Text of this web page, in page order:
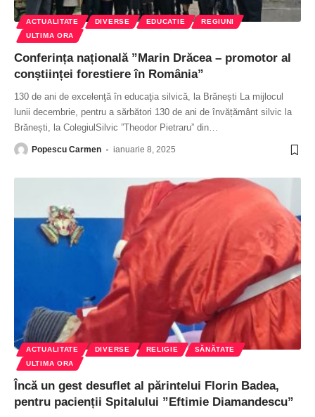
ACTUALITATE DIVERSE EDUCATIE
REGIUNI
ULTIMA ORA
Conferința națională ”Marin Drăcea – promotor al
conștiinței forestiere în România”
130 de ani de excelenţă în educaţia silvică, la Brănești La mijlocul
lunii decembrie, pentru a sărbători 130 de ani de învățământ silvic la
Brănești, la ColegiulSilvic ”Theodor Pietraru” din…
Popescu Carmen ianuarie 8, 2025
ACTUALITATE DIVERSE RELIGIE
SĂNĂTATE
ULTIMA ORA
Încă un gest desuflet al părintelui Florin Badea,
pentru pacienții Spitalului ”Eftimie Diamandescu”